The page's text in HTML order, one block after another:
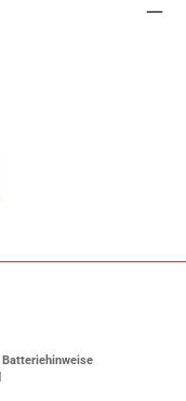
Batteriehinweise